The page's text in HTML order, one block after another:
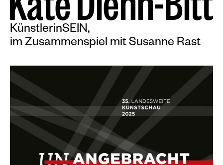
KateDiehn-Bitt
KünstlerinSEIN,
im Zusammenspiel mit Susanne Rast